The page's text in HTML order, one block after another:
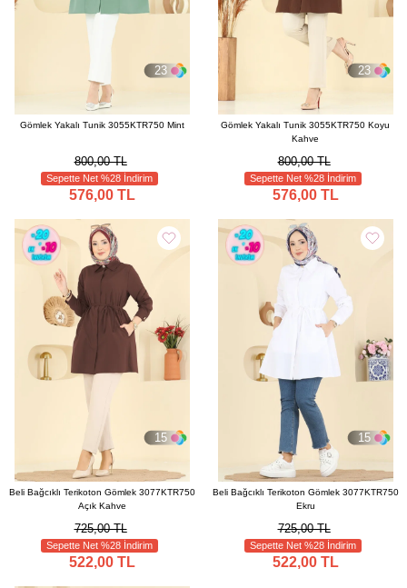
23
Gömlek Yakalı Tunik 3055KTR750 Mint
800,00 TL
Sepette Net %28 İndirim
576,00 TL
23
Gömlek Yakalı Tunik 3055KTR750 Koyu
Kahve
800,00 TL
Sepette Net %28 İndirim
576,00 TL
15
Beli Bağcıklı Terikoton Gömlek 3077KTR750
Açık Kahve
725,00 TL
Sepette Net %28 İndirim
522,00 TL
15
Beli Bağcıklı Terikoton Gömlek 3077KTR750
Ekru
725,00 TL
Sepette Net %28 İndirim
522,00 TL